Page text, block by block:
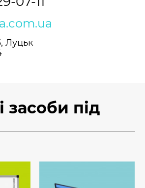
Луцьк
засоби під